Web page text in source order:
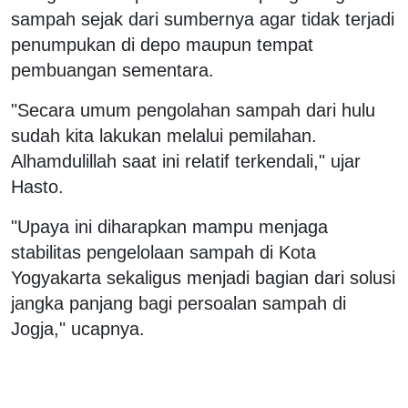
sampah sejak dari sumbernya agar tidak terjadi
penumpukan di depo maupun tempat
pembuangan sementara.
"Secara umum pengolahan sampah dari hulu
sudah kita lakukan melalui pemilahan.
Alhamdulillah saat ini relatif terkendali," ujar
Hasto.
"Upaya ini diharapkan mampu menjaga
stabilitas pengelolaan sampah di Kota
Yogyakarta sekaligus menjadi bagian dari solusi
jangka panjang bagi persoalan sampah di
Jogja," ucapnya.